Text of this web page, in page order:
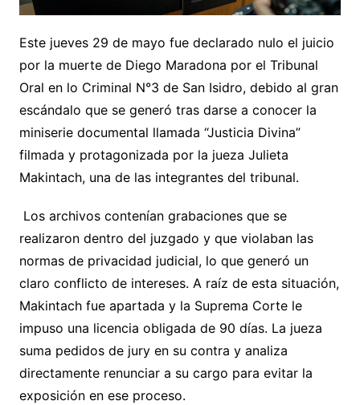
Este jueves 29 de mayo fue declarado nulo el juicio
por la muerte de Diego Maradona por el Tribunal
Oral en lo Criminal N°3 de San Isidro, debido al gran
escándalo que se generó tras darse a conocer la
miniserie documental llamada “Justicia Divina”
filmada y protagonizada por la jueza Julieta
Makintach, una de las integrantes del tribunal.
Los archivos contenían grabaciones que se
realizaron dentro del juzgado y que violaban las
normas de privacidad judicial, lo que generó un
claro conflicto de intereses. A raíz de esta situación,
Makintach fue apartada y la Suprema Corte le
impuso una licencia obligada de 90 días. La jueza
suma pedidos de jury en su contra y analiza
directamente renunciar a su cargo para evitar la
exposición en ese proceso.